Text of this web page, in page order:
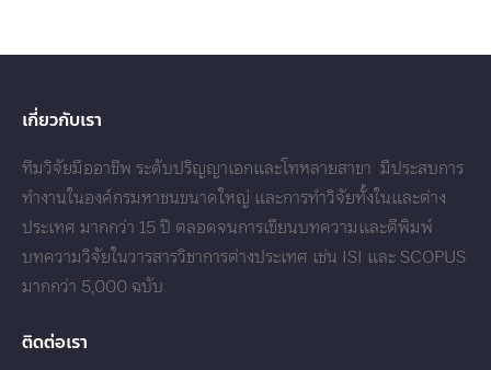
เกี่ยวกับเรา
ทีมวิจัยมืออาชีพ ระดับปริญญาเอกและโทหลายสาขา มีประสบการ
ทำงานในองค์กรมหาชนขนาดใหญ่ และการทำวิจัยทั้งในและต่าง
ประเทศ มากกว่า 15 ปี ตลอดจนการเขียนบทความและตีพิมพ์
บทความวิจัยในวารสารวิชาการต่างประเทศ เช่น ISI และ SCOPUS
มากกว่า 5,000 ฉบับ
ติดต่อเรา